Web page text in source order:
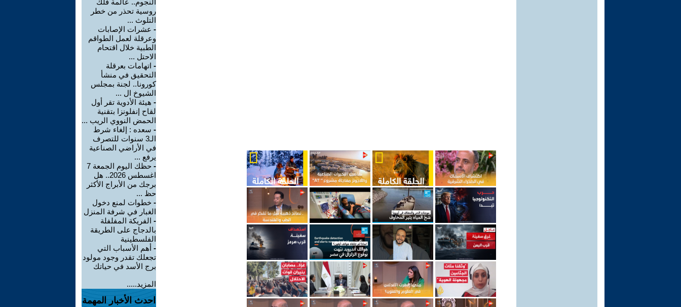
النجوم.. عالمة فلك
روسية تحذر من خطر
التلوث ...
- عشرات الإصابات
وعرقلة لعمل الطواقم
الطبية خلال اقتحام
الاحتل ...
- اتهامات بعرقلة
التحقيق في منشأ
كورونا.. لجنة بمجلس
الشيوخ ال ...
- هيئة الأدوية تقر أول
لقاح إنفلونزا بتقنية
الحمض النووي الريب ...
- سعده : إلغاء شرط
الـ3 سنوات للتصرف
في الأراضي الصناعية
يرفع ...
-
حظك اليوم الجمعة 7
اغسطس 2026.. هل
برجك من الأبراج الأكثر
حظ ...
- خطوات لمنع دخول
الغبار في شرفة المنزل
- الفريكة المفلفلة
بالدجاج على الطريقة
الفلسطينية
- أهم الأسباب التي
تجعلك تقدر وجود مولود
برج الأسد في حياتك
المزيد.....
احدث الأخبار المهمة